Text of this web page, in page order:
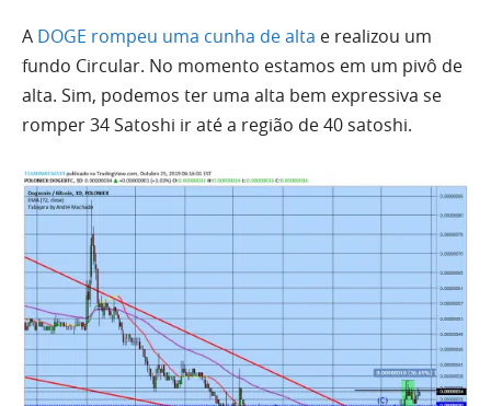
A DOGE rompeu uma cunha dealta e realizou um
fundo Circular. No momento estamos em um pivô de
alta. Sim, podemos ter uma alta bem expressiva se
romper 34 Satoshi ir até a região de 40 satoshi.